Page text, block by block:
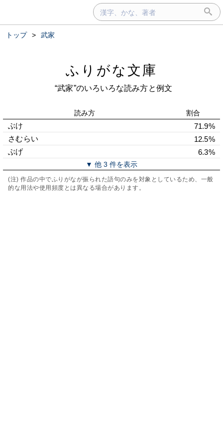
トップ > 武家
ふりがな文庫
“武家”のいろいろな読み方と例文
読み方 割合
ぶけ
71.9%
さむらい
12.5%
ぶげ
6.3%
▼ 他 3 件を表示
(注) 作品の中でふりがなが振られた語句のみを対象としているため、一般
的な用法や使用頻度とは異なる場合があります。